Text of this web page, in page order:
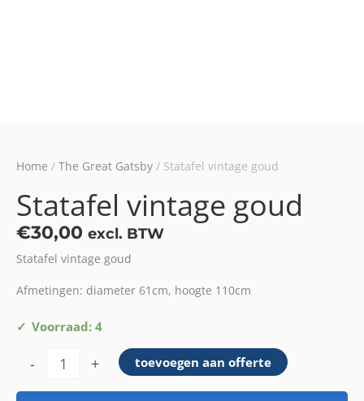
Home / The Great Gatsby / Statafel vintage goud
Statafel vintage goud
€30,00 excl. BTW
Statafel vintage goud
Afmetingen: diameter 61cm, hoogte 110cm
Voorraad: 4
-
Statafel
goud
+ toevoegen aan offerte